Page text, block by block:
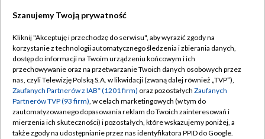
Szanujemy Twoją prywatność
Kliknij "Akceptuję i przechodzę do serwisu", aby wyrazić zgody na
korzystanie z technologii automatycznego śledzenia i zbierania danych,
dostęp do informacji na Twoim urządzeniu końcowym i ich
przechowywanie oraz na przetwarzanie Twoich danych osobowych przez
nas, czyli Telewizję Polską S.A. w likwidacji (zwaną dalej również „TVP”),
Zaufanych Partnerów z IAB* (1201 firm) oraz pozostałych Zaufanych
Partnerów TVP (93 firm), w celach marketingowych (w tym do
zautomatyzowanego dopasowania reklam do Twoich zainteresowań i
mierzenia ich skuteczności) i pozostałych, które wskazujemy poniżej, a
także zgody na udostępnianie przez nas identyfikatora PPID do Google.